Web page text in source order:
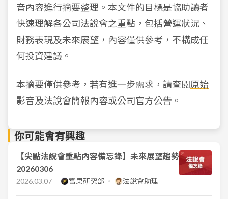
音內容進行摘要整理。本文件的目標是協助讀者
快速理解各公司法說會之重點，包括營運狀況、
財務表現及未來展望，內容僅供參考，不構成任
何投資建議。
本摘要僅供參考，若有進一步需求，請查閱原始
影音及法說會簡報內容或公司官方公告。
你可能會有興趣
【尖點法說會重點內容備忘錄】未來展望趨勢
20260306
2026.03.07 富果研究部 法說會助理